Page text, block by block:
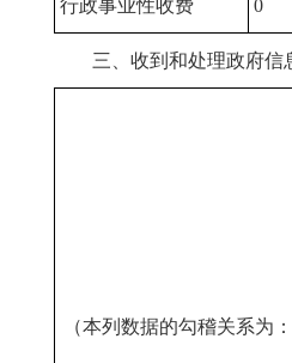
行政事业性收费 0
三、收到和处理政府信
（本列数据的勾稽关系为